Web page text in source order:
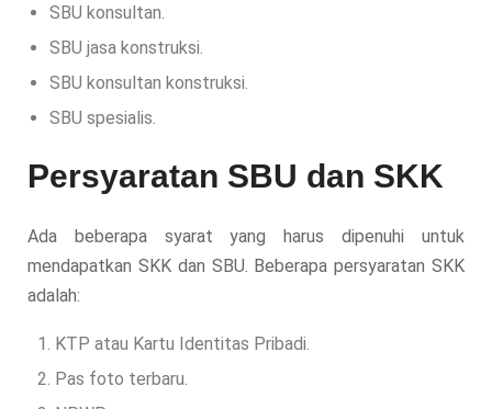
SBU konsultan.
SBU jasa konstruksi.
SBU konsultan konstruksi.
SBU spesialis.
Persyaratan SBU dan SKK
Ada beberapa syarat yang harus dipenuhi untuk
mendapatkan SKK dan SBU. Beberapa persyaratan SKK
adalah:
KTP atau Kartu Identitas Pribadi.
Pas foto terbaru.